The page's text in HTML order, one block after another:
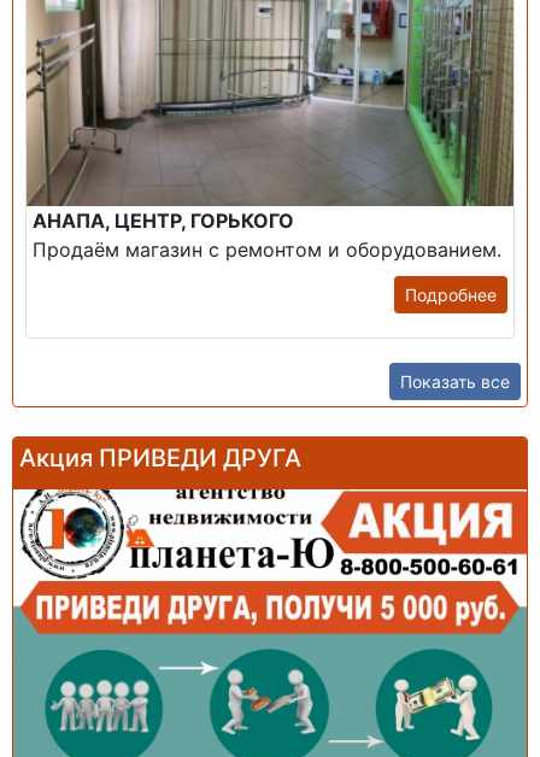
АНАПА, ЦЕНТР, ГОРЬКОГО
Продаём магазин с ремонтом и оборудованием.
Подробнее
Показать все
Акция ПРИВЕДИ ДРУГА